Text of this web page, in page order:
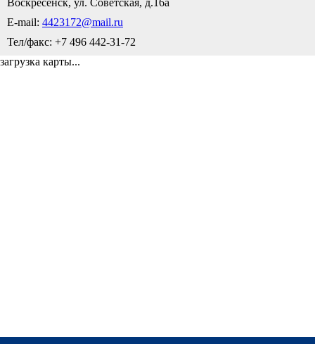
E-mail: 4423172@mail.ru
Тел/факс: +7 496 442-31-72
загрузка карты...